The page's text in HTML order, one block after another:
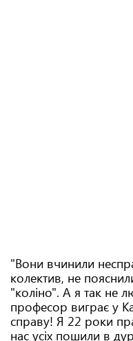
"Вони вчинили
колектив, не
"коліно". А я так не
професор виграє у
справу! Я 22 роки
нас усіх пошили в